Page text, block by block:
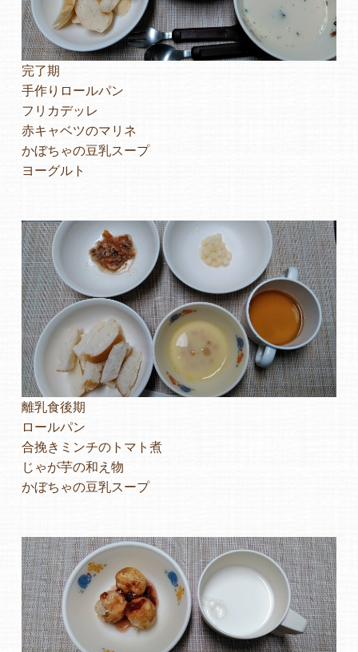
ヒーローズにしのみや保育園
ヒーローズ旭保育園
キッズ１ハート旭保育所
園の様子
お知らせ
完了期
手作りロールパン
フリカデッレ
赤キャベツのマリネ
かぼちゃの豆乳スープ
ヨーグルト
離乳食後期
ロールパン
合挽きミンチのトマト煮
じゃが芋の和え物
かぼちゃの豆乳スープ